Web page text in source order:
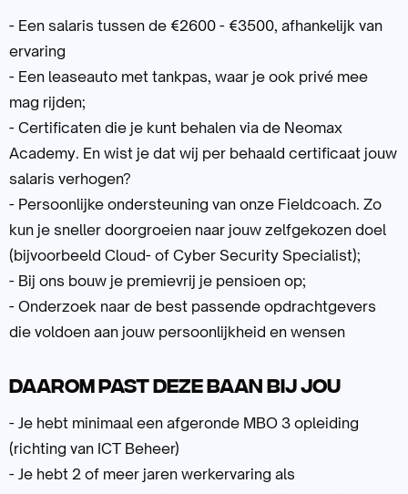
- Een salaris tussen de €2600 - €3500, afhankelijk van
ervaring
- Een leaseauto met tankpas, waar je ook privé mee
mag rijden;
- Certificaten die je kunt behalen via de Neomax
Academy. En wist je dat wij per behaald certificaat jouw
salaris verhogen?
- Persoonlijke ondersteuning van onze Fieldcoach. Zo
kun je sneller doorgroeien naar jouw zelfgekozen doel
(bijvoorbeeld Cloud- of Cyber Security Specialist);
- Bij ons bouw je premievrij je pensioen op;
- Onderzoek naar de best passende opdrachtgevers
die voldoen aan jouw persoonlijkheid en wensen
Daarom past deze baan bij jou
- Je hebt minimaal een afgeronde MBO 3 opleiding
(richting van ICT Beheer)
- Je hebt 2 of meer jaren werkervaring als